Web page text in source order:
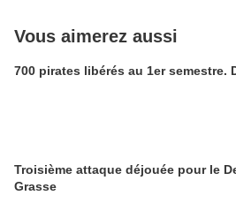
Vous aimerez aussi
700 pirates libérés au 1er
Troisième attaque déjouée pour le
Grasse